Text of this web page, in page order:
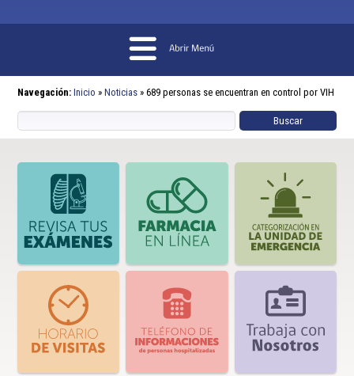
Navegación: Inicio » Noticias » 689 personas se encuentran en control por VIH